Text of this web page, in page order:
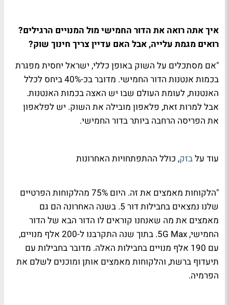
איך אתה רואה את הדור החמישי מול המנויים הרגילים?
רואים מגמת עלייה, אבל האם עדיין צריך חינוך שוק?
"אם מסתכלים על השוק באופן כללי, ישראל יחסית מפגרת
בכמות אנטנות הדור החמישי. מדובר בכ-40% ביחס לכלל
האנטנות, לעומת העולם שבו יש האצה בכמות האנטנות.
אבל למרות זאת, פלאפון מובילה את השוק. יש לפלאפון
את הפריסה הרחבה ביותר בדור החמישי.
עוד עלבזק, כולל ההתפתחויות האחרונות
"הלקוחות מאמצים את זה. היום 75% מהלקוחות הפרטיים
שלנו נמצאים בחבילות דור 5. בשנה האחרונה הם גם
מאמצים את מה שאנחנו קוראים לו הדור הבא של הדור
החמישי, 5G Max. בתוך שנה התקרבנו ל-200 אלף מנויים,
עם 190 אלף מנויים בחבילות האלה. מדובר בחבילות עם
תיעדוף ברשת, והלקוחות מאמצים אותן ומוכנים לשלם את
הפרמיה.